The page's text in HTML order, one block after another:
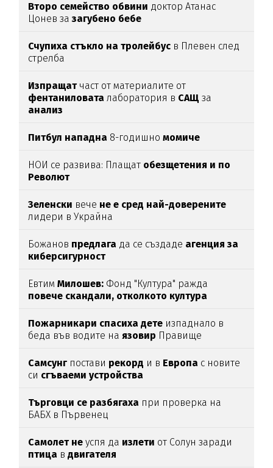
Второ семейство обвини доктор Атанас
Цонев зазагубено бебе
Счупиха стъкло на тролейбус в Плевен след
стрелба
Изпращатчаст от материалите от
фентаниловата лаборатория в САЩ за
анализ
Питбул нападна 8-годишномомиче
НОИ се развива: Плащат обезщетения и по
Револют
Зеленски вече не е сред най-доверените
лидери в Украйна
Божанов предлага да се създаде агенция за
киберсигурност
ЕвтимМилошев: Фонд "Култура" ражда
повече скандали, отколкото култура
Пожарникари спасиха дете изпаднало в
беда във водите наязовир Правище
Самсунг постави рекорд и в Европа с новите
си сгъваеми устройства
Търговци се разбягаха при проверка на
БАБХ в Първенец
Самолет не успя да излети от Солун заради
птица вдвигателя